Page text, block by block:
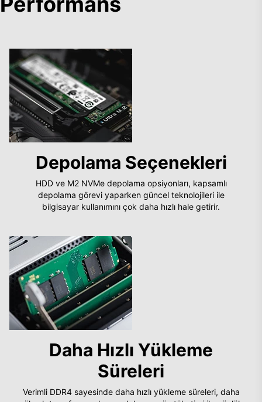
Depolama Seçenekleri
HDD ve M2 NVMe depolama opsiyonları, kapsamlı
depolama görevi yaparken güncel teknolojileri ile
bilgisayar kullanımını çok daha hızlı hale getirir.
Daha Hızlı Yükleme
Süreleri
Verimli DDR4 sayesinde daha hızlı yükleme süreleri, daha